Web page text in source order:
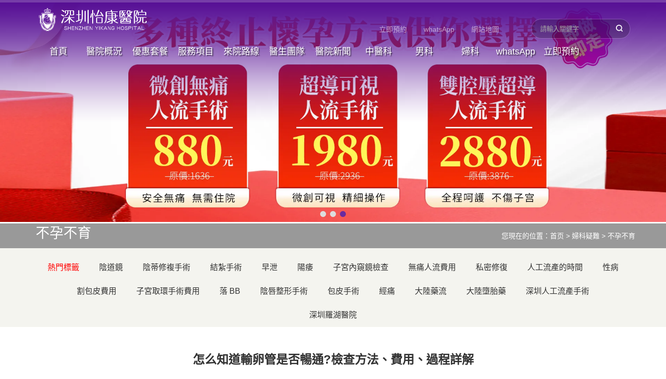
立即預約 whatsApp 網站地圖
首頁 醫院概況 優惠套餐 服務項目 來院路線 醫生團隊 醫院新聞 中醫科 男科 婦科 whatsApp 立即預約
不孕不育 您現在的位置： 首页 > 婦科疑難 > 不孕不育
熱門標籤 陰道鏡 陰蒂修複手術 結紮手術 早泄 陽痿 子宮內窺鏡檢查 無痛人流費用 私密修復 人工流產的時間 性病
割包皮費用 子宮取環手術費用 落 BB 陰唇整形手術 包皮手術 經痛 大陸藥流 大陸墮胎藥 深圳人工流產手術
深圳羅湖醫院
怎么知道輸卵管是否暢通?檢查方法、費用、過程詳解